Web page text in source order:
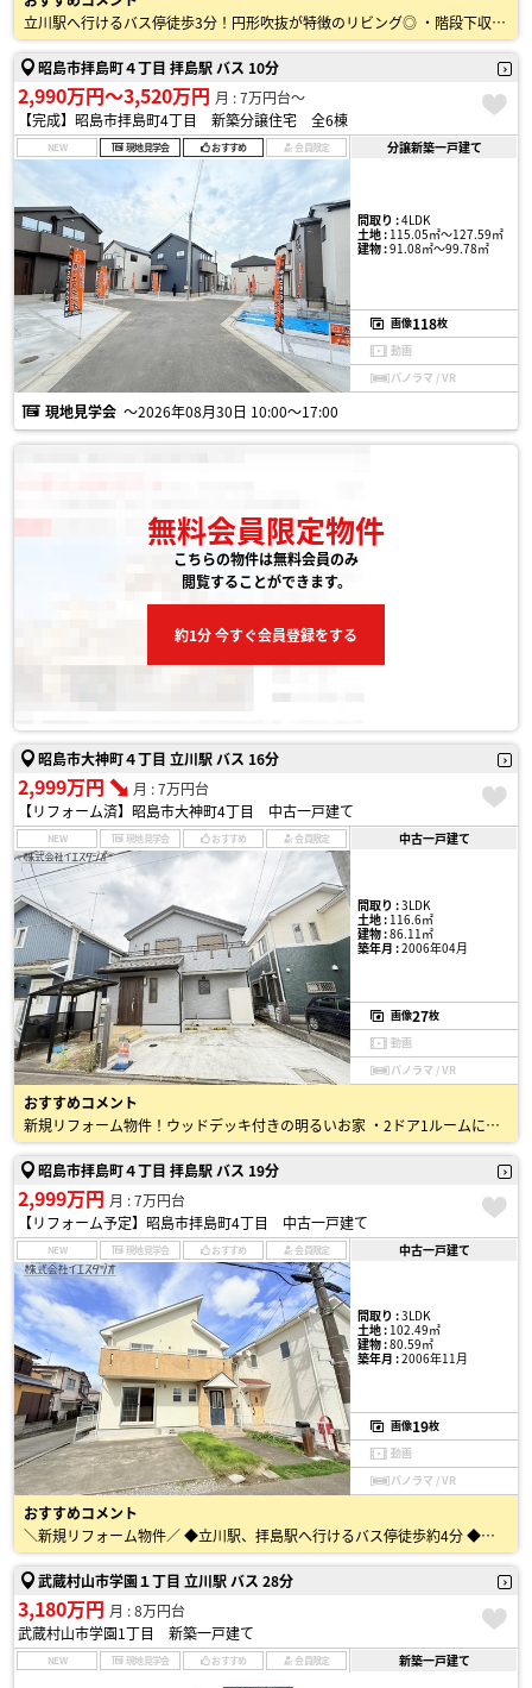
立川駅へ行けるバス停徒歩3分！円形吹抜が特徴のリビング◎ ・階段下収納、リビング収納、ウォークインクローゼット付き ・システムキッチン ・三口コンロ ・駐車2台可能(車種による) …
昭島市拝島町４丁目 拝島駅 バス 10分
2,990万円〜3,520万円 月 : 7万円台〜
【完成】昭島市拝島町4丁目 新築分譲住宅 全6棟
NEW 現地見学会 おすすめ 会員限定 分譲新築一戸建て
間取り :4LDK
土地 :115.05㎡〜127.59㎡
建物 :91.08㎡〜99.78㎡
画像118枚
動画
パノラマ / VR
現地見学会 〜2026年08月30日 10:00〜17:00
無料会員限定物件
こちらの物件は無料会員のみ
閲覧することができます。
約1分 今すぐ会員登録をする
昭島市大神町４丁目 立川駅 バス 16分
2,999万円
月 : 7万円台
【リフォーム済】昭島市大神町4丁目 中古一戸建て
NEW 現地見学会 おすすめ 会員限定 中古一戸建て
間取り :3LDK
土地 :116.6㎡
建物 :86.11㎡
築年月 :2006年04月
画像27枚
動画
パノラマ / VR
おすすめコメント
新規リフォーム物件！ウッドデッキ付きの明るいお家 ・2ドア1ルームに仕切り壁を設置し3LDKへ ・洗面化粧台、浴室、トイレ新規交換 ・クロス交換、クリーニングなど ・立川駅へ行けるバス停…
昭島市拝島町４丁目 拝島駅 バス 19分
2,999万円 月 : 7万円台
【リフォーム予定】昭島市拝島町4丁目 中古一戸建て
NEW 現地見学会 おすすめ 会員限定 中古一戸建て
間取り :3LDK
土地 :102.49㎡
建物 :80.59㎡
築年月 :2006年11月
画像19枚
動画
パノラマ / VR
おすすめコメント
＼新規リフォーム物件／ ◆立川駅、拝島駅へ行けるバス停徒歩約4分 ◆駐車2台可能（車種による） ■リフォーム内容■ ＜外構＞防蟻工事 ＜内装＞フロアタイル重ね張り/クロス張替/トイ…
武蔵村山市学園１丁目 立川駅 バス 28分
3,180万円 月 : 8万円台
武蔵村山市学園1丁目 新築一戸建て
NEW 現地見学会 おすすめ 会員限定 新築一戸建て